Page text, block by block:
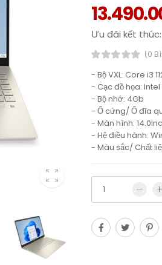
Ưu đãi kết thúc:
(0
- Bộ VXL: Core i3
- Cạc đồ họa:
- Bộ nhớ: 4Gb
- Ổ cứng/ Ổ đĩa
- Màn hình:
- Hệ điều hành:
- Màu sắc/ Chất